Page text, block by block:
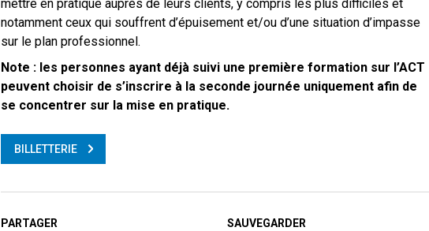
mettre en pratique auprès de leurs clients, y compris les plus difficiles et
notamment ceux qui souffrent d’épuisement et/ou d’une situation d’impasse
sur le plan professionnel.
Note : les personnes ayant déjà suivi une première formation sur l’ACT
peuvent choisir de s’inscrire à la seconde journée uniquement afin de
se concentrer sur la mise en pratique.
BILLETTERIE
PARTAGER SAUVEGARDER